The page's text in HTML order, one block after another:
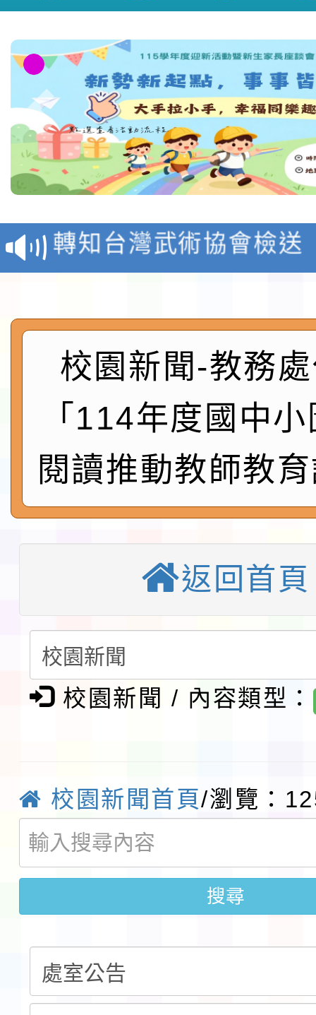
116學年度國民中學各
生入學前鑑定事宜
轉知台灣武術協會檢送
月29日中正盃決賽暨國
「抗生素聰明用，防疫
動」插畫徵件活動
淨零綠生活教案入校路
會
地景藝術節教師研習
115年8月22日(星期六
桃園市孔廟祈福系列
開 智慧啟航」
轉知國立東華大學辦理
共學行動站」第二階段
習海報及各區簡章
淨零綠領人才培育課程
116學年度國民中學各
生入學前鑑定事宜
轉知台灣武術協會檢送
月29日中正盃決賽暨國
「抗生素聰明用，防疫
地景藝術節教師研習
115年8月22日(星期六
桃園市孔廟祈福系列
開 智慧啟航」
「2026桃園藝術巡演
轉知國立東華大學辦理
共學行動站」第二階段
習海報及各區簡章
教育部校安中心白海豚
報
淨零綠領人才培育課程
校園新聞-教務
「114年度國中
閱讀推動教師教
返回首頁
校園新聞 / 內容類型：
校園新聞首頁/瀏覽：
搜尋